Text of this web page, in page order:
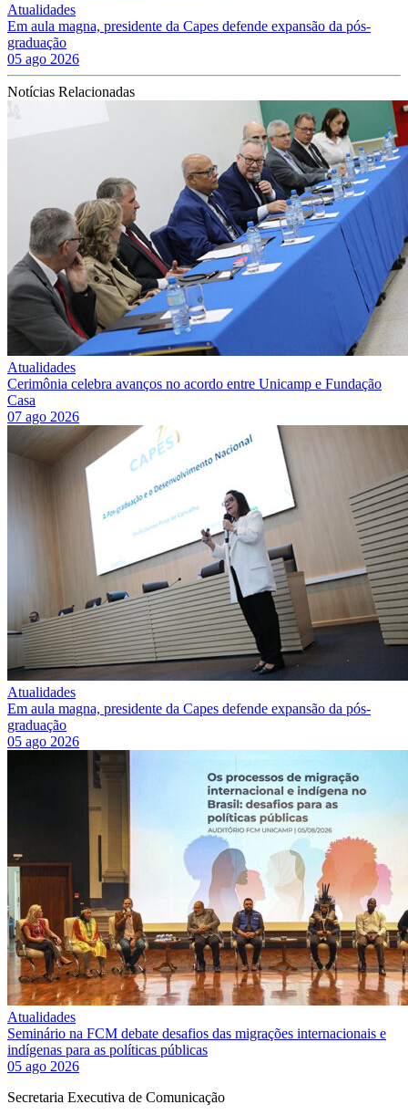
Atualidades
Em aula magna, presidente da Capes defende expansão da pós-
graduação
05 ago 2026
Notícias Relacionadas
Atualidades
Cerimônia celebra avanços no acordo entre Unicamp e Fundação
Casa
07 ago 2026
Atualidades
Em aula magna, presidente da Capes defende expansão da pós-
graduação
05 ago 2026
Atualidades
Seminário na FCM debate desafios das migrações internacionais e
indígenas para as políticas públicas
05 ago 2026
Secretaria Executiva de Comunicação